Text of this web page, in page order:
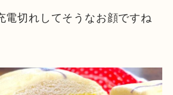
電切れしてそうなお顔ですね